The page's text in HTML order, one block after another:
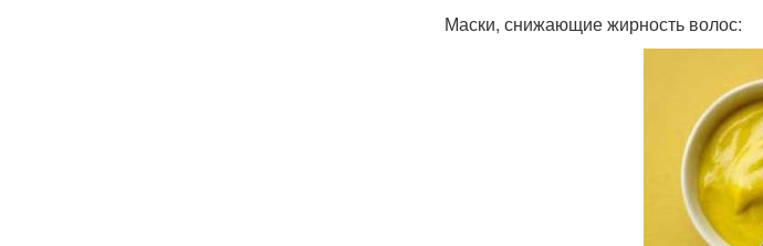
Маски, снижающие жирность волос: